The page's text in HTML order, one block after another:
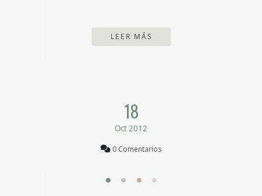
LEER MÁS
18
Oct 2012
0 Comentarios